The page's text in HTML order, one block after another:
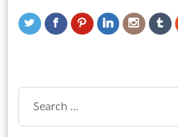
Search
for: